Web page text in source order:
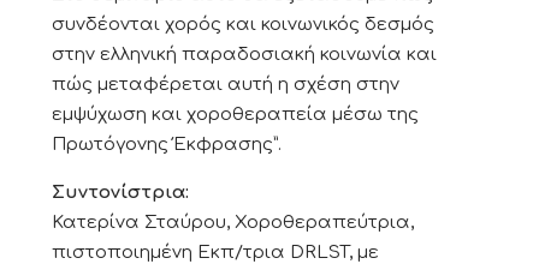
συνδέονται χορός και κοινωνικός δεσμός
στην ελληνική παραδοσιακή κοινωνία και
πώς μεταφέρεται αυτή η σχέση στην
εμψύχωση και χοροθεραπεία μέσω της
Πρωτόγονης Έκφρασης”.
Συντονίστρια:
Κατερίνα Σταύρου, Χοροθεραπεύτρια,
πιστοποιημένη Εκπ/τρια DRLST, με